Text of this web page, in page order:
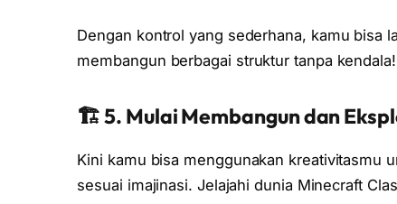
Dengan kontrol yang sederhana, kamu bisa
membangun berbagai struktur tanpa kendala!
🏗️ 5. Mulai Membangun dan
Kini kamu bisa menggunakan kreativitasmu
sesuai imajinasi. Jelajahi dunia Minecraft